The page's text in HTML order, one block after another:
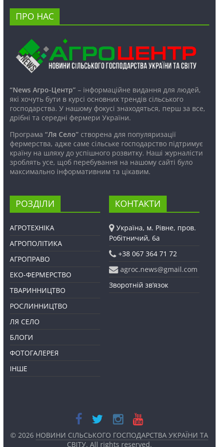
ПРО НАС
“News Агро-Центр”– інформаційне видання для людей,
які хочуть бути в курсі основних трендів сільського
господарства. У нашому фокусі знаходяться, перш за все,
дрібні та середні фермери України.
Програма “Ля Село”створена для популяризації
фермерства, адже саме сільське господарство підтримує
країну на шляху до успішного розвитку. Наші журналісти
зроблять усе, щоб перебування на нашому сайті було
максимально інформативним та цікавим.
РОЗДІЛИ
АГРОТЕХНІКА
АГРОПОЛІТИКА
АГРОПРАВО
ЕКО-ФЕРМЕРСТВО
ТВАРИННИЦТВО
РОСЛИННИЦТВО
ЛЯ СЕЛО
БЛОГИ
ФОТОГАЛЕРЕЯ
ІНШЕ
КОНТАКТИ
Україна, м. Рівне, пров.
Робітничий, 6а
+38 067 364 71 72
agroc.news@gmail.com
Зворотній зв’язок
© 2026 НОВИНИ СІЛЬСЬКОГО ГОСПОДАРСТВА УКРАЇНИ ТА
СВІТУ. All rights reserved.